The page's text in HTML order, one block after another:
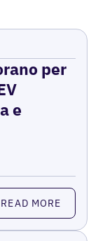
per
e
READ MORE